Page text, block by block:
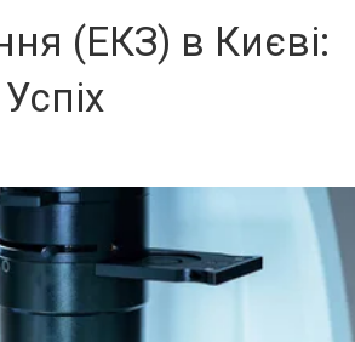
(ЕКЗ) в Києві: